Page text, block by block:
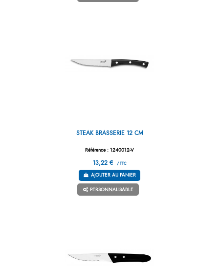
STEAK BRASSERIE 12 CM
Référence : 1240012-V
13,22 € / TTC
AJOUTER AU PANIER
PERSONNALISABLE